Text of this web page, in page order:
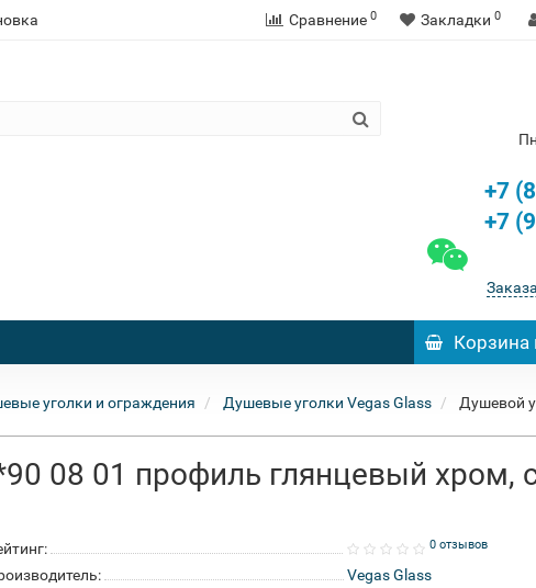
Сравнение 0 Закладки 0
+7
+7
Корзина
уголки и ограждения Душевые уголки Vegas Glass
Душевой
08 01 профиль глянцевый хром,
0 отзывов
Vegas Glass